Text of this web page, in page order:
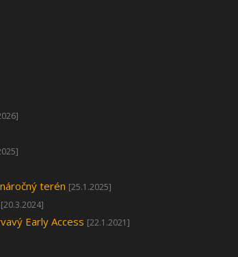
terén [25.1.2025]
[20.3.2024]
Early Access [22.1.2021]